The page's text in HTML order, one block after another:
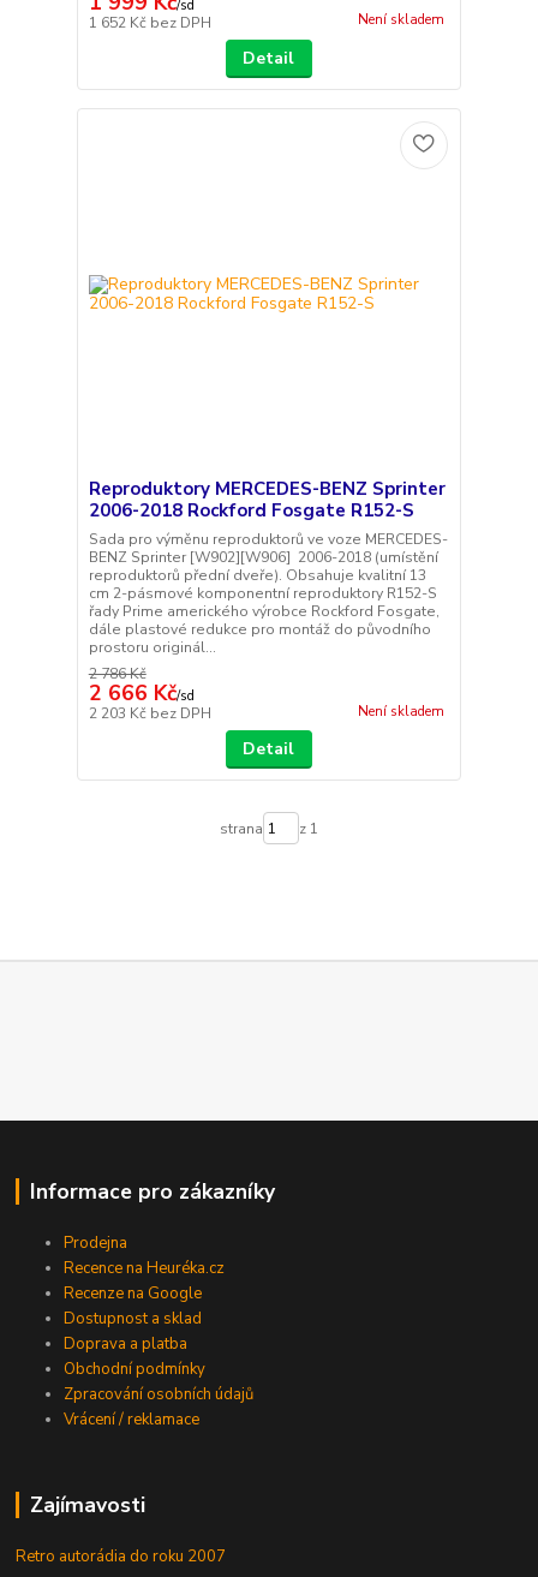
/sd
1 652 Kč bez DPH Není skladem
Detail
Reproduktory MERCEDES-BENZ Sprinter
2006-2018 Rockford Fosgate R152-S
Sada pro výměnu reproduktorů ve voze MERCEDES-
BENZ Sprinter [W902][W906] 2006-2018 (umístění
reproduktorů přední dveře). Obsahuje kvalitní 13
cm 2-pásmové komponentní reproduktory R152-S
řady Prime amerického výrobce Rockford Fosgate,
dále plastové redukce pro montáž do původního
prostoru originál...
2 786 Kč
2 666 Kč/sd
2 203 Kč bez DPH Není skladem
Detail
strana z 1
Informace pro zákazníky
Prodejna
Recence na Heuréka.cz
Recenze na Google
Dostupnost a sklad
Doprava a platba
Obchodní podmínky
Zpracování osobních údajů
Vrácení / reklamace
Zajímavosti
Retro autorádia do roku 2007